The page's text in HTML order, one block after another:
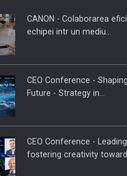
Proteinmaxxing and the
CANON - Colaborarea
echipei intr un mediu…
CEO Conference -
Future - Strategy in…
CEO Conference -
fostering creativity